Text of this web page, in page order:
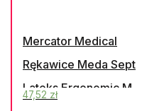
Mercator Medical
Rękawice Meda Sept
Lateks Ergonomic M
47,52 zł